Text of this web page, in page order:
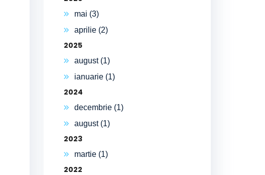
mai (3)
aprilie (2)
2025
august (1)
ianuarie (1)
2024
decembrie (1)
august (1)
2023
martie (1)
2022